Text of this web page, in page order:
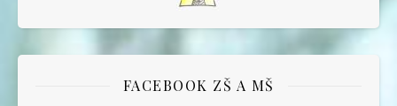
FACEBOOK ZŠ A MŠ